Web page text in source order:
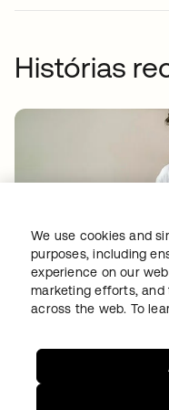
Histórias
TAKEDA
A Takeda oferece
digitais de
We use cookies and
purposes, including
experience on our
marketing efforts,
across the web. To